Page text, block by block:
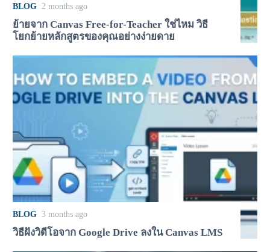
BLOG 2 months ago
ย้ายจาก Canvas Free-for-Teacher ใช่ไหม วิธี
โยกย้ายหลักสูตรของคุณอย่างง่ายดาย
BLOG 3 months ago
วิธีฝังวิดีโอจาก Google Drive ลงใน Canvas LMS